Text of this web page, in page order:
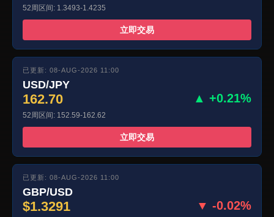
52周区间: 1.3493-1.4235
立即交易
已更新: 08-AUG-2026 11:00
USD/JPY
162.70 ▲ +0.21%
52周区间: 152.59-162.62
立即交易
已更新: 08-AUG-2026 11:00
GBP/USD
$1.3291 ▼ -0.02%